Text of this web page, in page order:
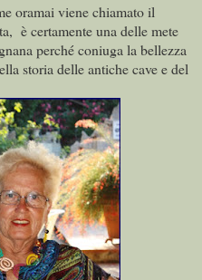
oramai viene chiamato il
è certamente una delle mete
perché coniuga la bellezza
storia delle antiche cave e del